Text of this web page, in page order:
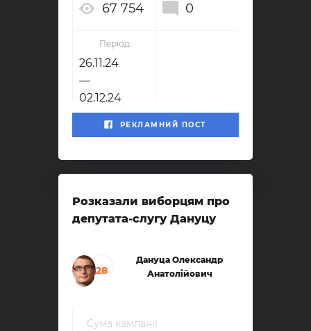
67 754 0
Період
26.11.24
—
02.12.24
РЕКЛАМНИЙ ПОСТ
Розказали виборцям про
депутата-слугу Дануцу
28
Дануца Олександр
Анатолійович
Сума кампанії